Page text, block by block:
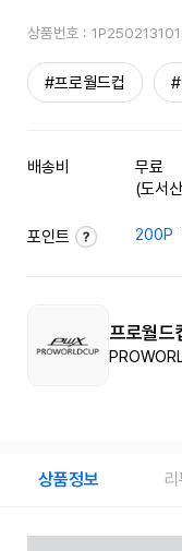
상품번호 :
#프로월드컵
배송비
무료
(도서
포인트 200P
프로월드
상품정보